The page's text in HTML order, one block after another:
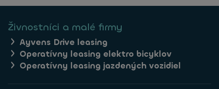
Živnostníci a malé firmy
Ayvens Drive leasing
Operatívny leasing elektro bicyklov
Operatívny leasing jazdených vozidiel